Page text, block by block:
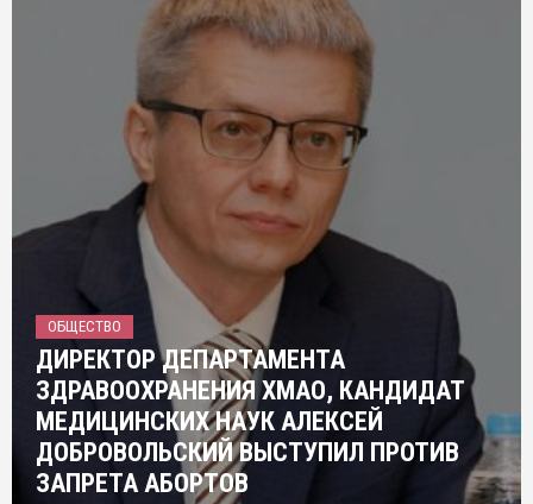
ОБЩЕСТВО
ДИРЕКТОР ДЕПАРТАМЕНТА
ЗДРАВООХРАНЕНИЯ ХМАО, КАНДИДАТ
МЕДИЦИНСКИХ НАУК АЛЕКСЕЙ
ДОБРОВОЛЬСКИЙ ВЫСТУПИЛ ПРОТИВ
ЗАПРЕТА АБОРТОВ